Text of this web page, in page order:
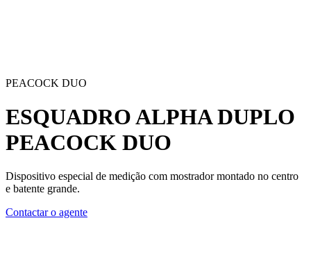
PEACOCK DUO
ESQUADRO ALPHA DUPLO
PEACOCK DUO
Dispositivo especial de medição com mostrador montado no centro
e batente grande.
Contactar o agente